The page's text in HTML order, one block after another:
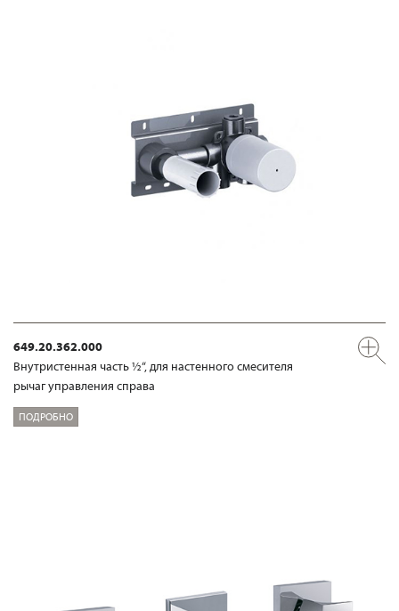
649.20.362.000
Внутристенная часть ½“, для настенного смесителя
рычаг управления справа
ПОДРОБНО